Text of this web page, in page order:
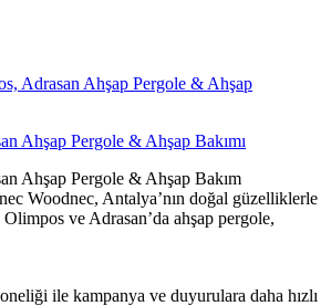
Ahşap Pergole & Ahşap Bakımı
Ahşap Pergole & Ahşap Bakım
Woodnec, Antalya’nın doğal güzelliklerle
ve Adrasan’da ahşap pergole,
ile kampanya ve duyurulara daha hızlı